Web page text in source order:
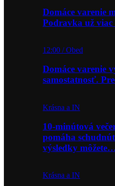
Domáce varenie
Podravka už
12:00 / Obed
Domáce varenie
samostatnosť.
Krásna a IN
10-minútová
pomáha
výsledky
Krásna a IN